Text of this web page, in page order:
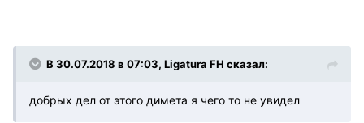
В 30.07.2018 в 07:03, Ligatura FH сказал:
добрых дел от этого димета я чего то не увидел